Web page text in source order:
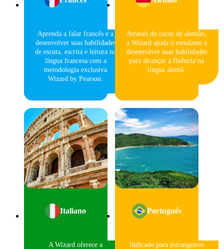
Aprenda a falar francês e a
desenvolver suas habilidades
de escuta, escrita e leitura na
língua francesa com a
metodologia exclusiva
Wizard by Pearson.
Através do curso de alemão,
a Wizard ajuda o estudante a
desenvolver suas habilidades
para alcançar a fluência na
língua alemã.
Italiano
A Wizard oferece a
Português
Indicado para estrangeiros